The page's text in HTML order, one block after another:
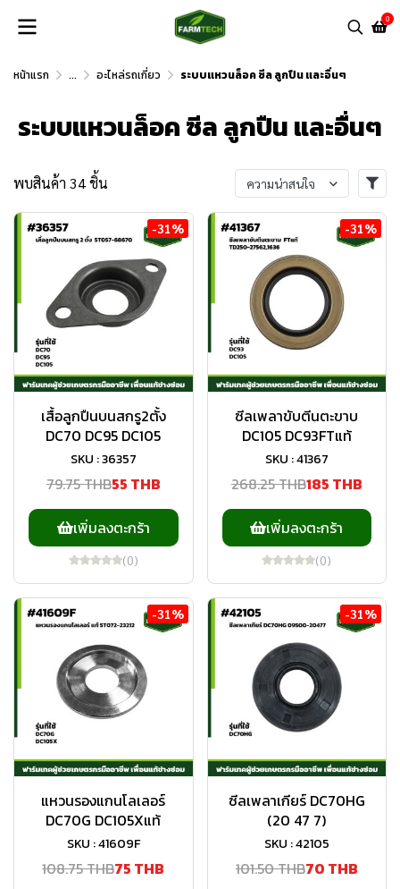
0
หน้าแรก ... อะไหล่รถเกี่ยว ระบบแหวนล็อค ซีล ลูกปืน และอื่นๆ
ระบบแหวนล็อค ซีล ลูกปืน และอื่นๆ
พบสินค้า 34 ชิ้น ความน่าสนใจ
-31%
เสื้อลูกปืนบนสกรู2ตั้ง
DC70 DC95 DC105
SKU : 36357
79.75 THB55 THB
เพิ่มลงตะกร้า
(0)
-31%
ซีลเพลาขับตีนตะขาบ
DC105 DC93FTแท้
SKU : 41367
268.25 THB185 THB
เพิ่มลงตะกร้า
(0)
-31%
แหวนรองแกนโลเลอร์
DC70G DC105Xแท้
SKU : 41609F
108.75 THB75 THB
-31%
ซีลเพลาเกียร์ DC70HG
(20 47 7)
SKU : 42105
101.50 THB70 THB